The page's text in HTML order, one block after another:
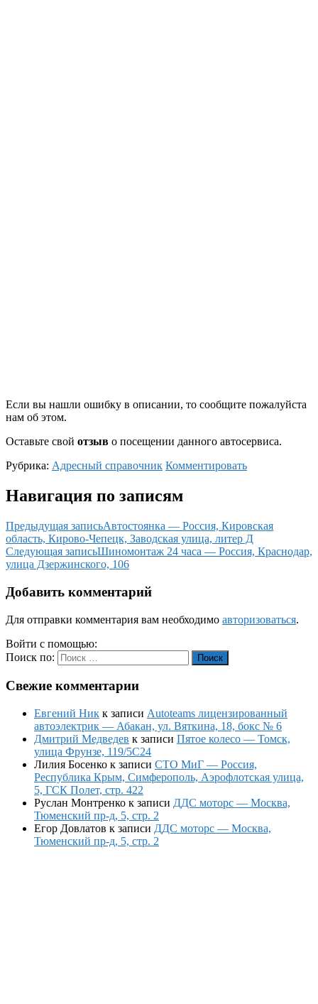
Если вы нашли ошибку в описании, то сообщите пожалуйста
нам об этом.
Оставьте свой отзыв о посещении данного автосервиса.
Рубрика: Адресный справочник Комментировать
Навигация по записям
Предыдущая записьАвтостоянка — Россия, Кировская
область, Кирово-Чепецк, Заводская улица, литер Д
Следующая записьШиномонтаж 24 часа — Россия, Краснодар,
улица Дзержинского, 106
Добавить комментарий
Для отправки комментария вам необходимо авторизоваться.
Войти с помощью:
Поиск по:
Поиск
Свежие комментарии
Евгений Ник к записи Autoteams лицензированный
автоэлектрик — Абакан, ул. Вяткина, 18, бокс № 6
Дмитрий Медведев к записи Пятое колесо — Томск,
улица Фрунзе, 119/5С24
Лилия Босенко к записи СТО МиГ — Россия,
Республика Крым, Симферополь, Аэрофлотская улица,
5, ГСК Полет, стр. 422
Руслан Монтренко к записи ДДС моторс — Москва,
Тюменский пр-д, 5, стр. 2
Егор Довлатов к записи ДДС моторс — Москва,
Тюменский пр-д, 5, стр. 2